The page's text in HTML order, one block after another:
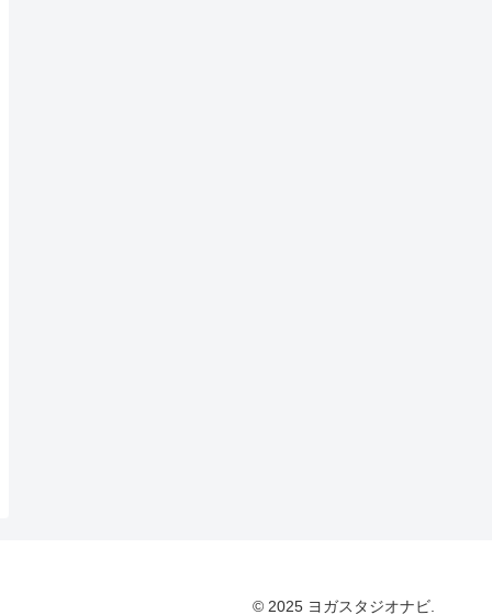
© 2025 ヨガスタジオナビ.